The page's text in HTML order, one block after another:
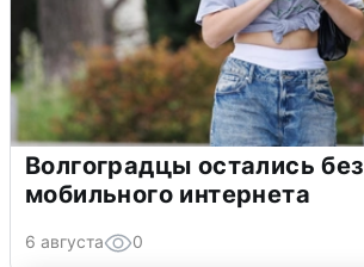
Волгоградцы остались без
мобильного интернета
6 августа 0